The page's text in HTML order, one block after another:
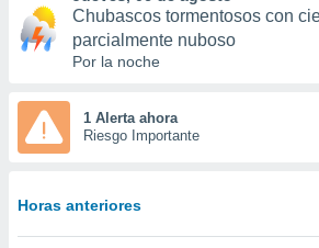
forma
contenido
Chubascos tormentosos con
parcialmente nuboso
Por la noche
1 Alerta ahora
Riesgo Importante
Horas anteriores